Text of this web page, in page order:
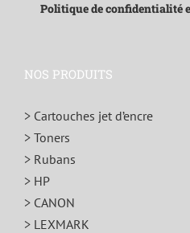
Politique de confidentialité
NOS PRODUITS
> Cartouches jet d’encre
> Toners
> Rubans
> HP
> CANON
> LEXMARK